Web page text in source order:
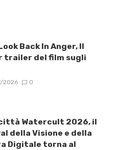
Back In Anger, Il
trailer del film sugli
2026 0
Watercult 2026, il
della Visione e della
Digitale torna al